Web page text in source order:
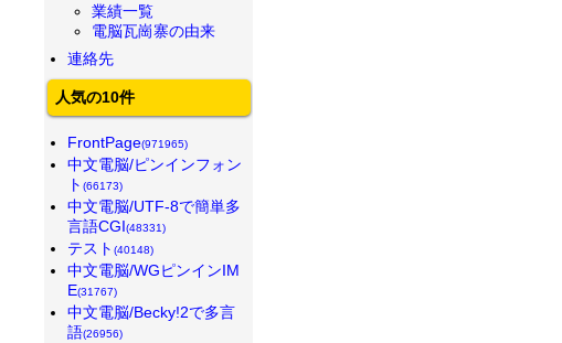
業績一覧
電脳瓦崗寨の由来
連絡先
人気の10件
FrontPage(971965)
中文電脳/ピンインフォン
ト(66173)
中文電脳/UTF-8で簡単多
言語CGI(48331)
テスト(40148)
中文電脳/WGピンインIM
E(31767)
中文電脳/Becky!2で多言
語(26956)